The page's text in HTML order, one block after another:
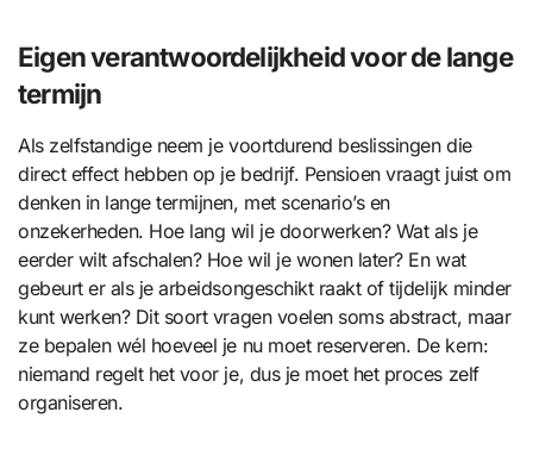
Eigen verantwoordelijkheid voor de lange
termijn
Als zelfstandige neem je voortdurend beslissingen die
direct effect hebben op je bedrijf. Pensioen vraagt juist om
denken in lange termijnen, met scenario’s en
onzekerheden. Hoe lang wil je doorwerken? Wat als je
eerder wilt afschalen? Hoe wil je wonen later? En wat
gebeurt er als je arbeidsongeschikt raakt of tijdelijk minder
kunt werken? Dit soort vragen voelen soms abstract, maar
ze bepalen wél hoeveel je nu moet reserveren. De kern:
niemand regelt het voor je, dus je moet het proces zelf
organiseren.